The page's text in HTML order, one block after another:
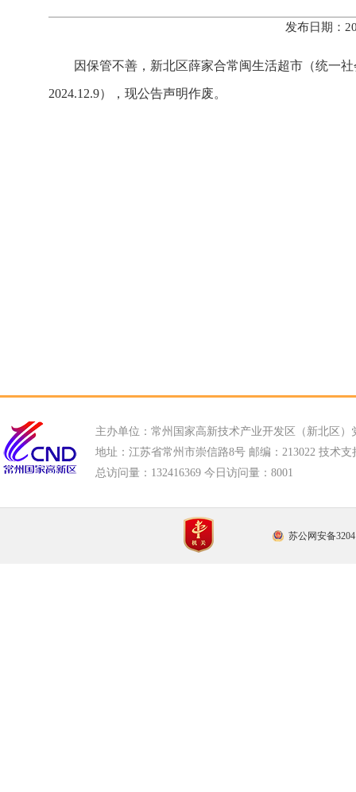
发布日期：
因保管不善，新北区薛家合常闽生活超市（统一
2024.12.9），现公告声明作废。
主办单位：常州国家高新技术产业开发区（新北区）
地址：江苏省常州市崇信路8号 邮编：213022 技术支
总访问量： 132416369 今日访问量： 8001
苏公网安备